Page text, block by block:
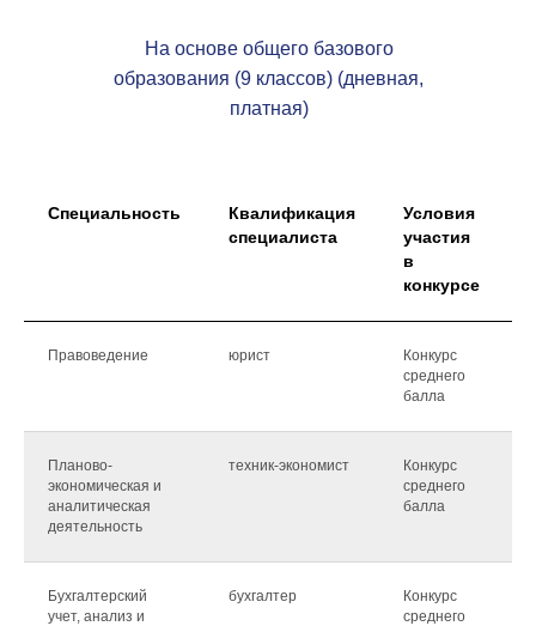
На основе общего базового
образования (9 классов) (дневная,
платная)
Специальность
Квалификация
специалиста
Условия
участия
в
конкурсе
Правоведение юрист
Конкурс
среднего
балла
Планово-
экономическая и
аналитическая
деятельность
техник-экономист
Конкурс
среднего
балла
Бухгалтерский
учет, анализ и
бухгалтер
Конкурс
среднего